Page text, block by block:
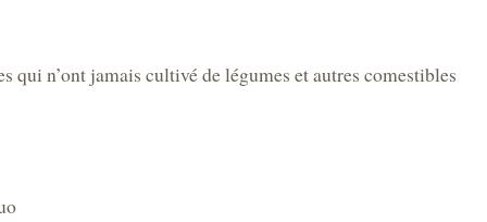
qui n’ont jamais cultivé de légumes et autres comestibles